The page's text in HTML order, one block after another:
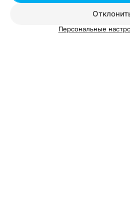
Вода – естественная среда
поэтому неудивительно, что
обладают столь мощным
эстетическим воздействием на
Персональные